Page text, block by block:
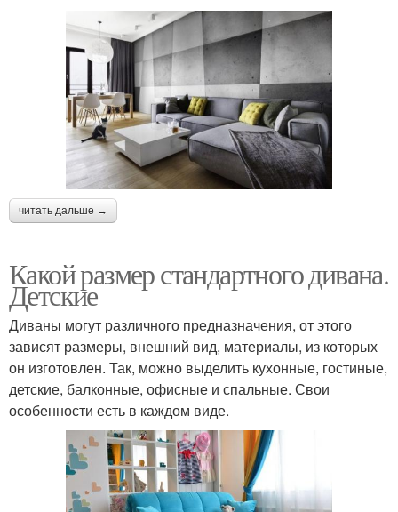
читать дальше →
Какой размер стандартного дивана.
Детские
Диваны могут различного предназначения, от этого
зависят размеры, внешний вид, материалы, из которых
он изготовлен. Так, можно выделить кухонные, гостиные,
детские, балконные, офисные и спальные. Свои
особенности есть в каждом виде.